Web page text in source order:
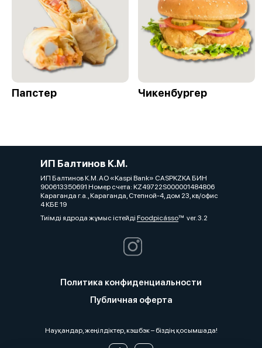
Папстер Чикенбургер
ИП Балтинов К.М.
ИП Балтинов К.М. АО «Kaspi Bank» CASPKZKA БИН
900613350691 Номер счета: KZ49722S000001484806
Караганда г.а., Караганда, Степной-4, дом 23, кв/офис
4 КБЕ 19
Тиімді ядрода жұмыс істейді Foodpicássover. 3.2
Политика конфиденциальности
Публичная оферта
Науқандар, жеңілдіктер, кэшбэк – біздің қосымшада!